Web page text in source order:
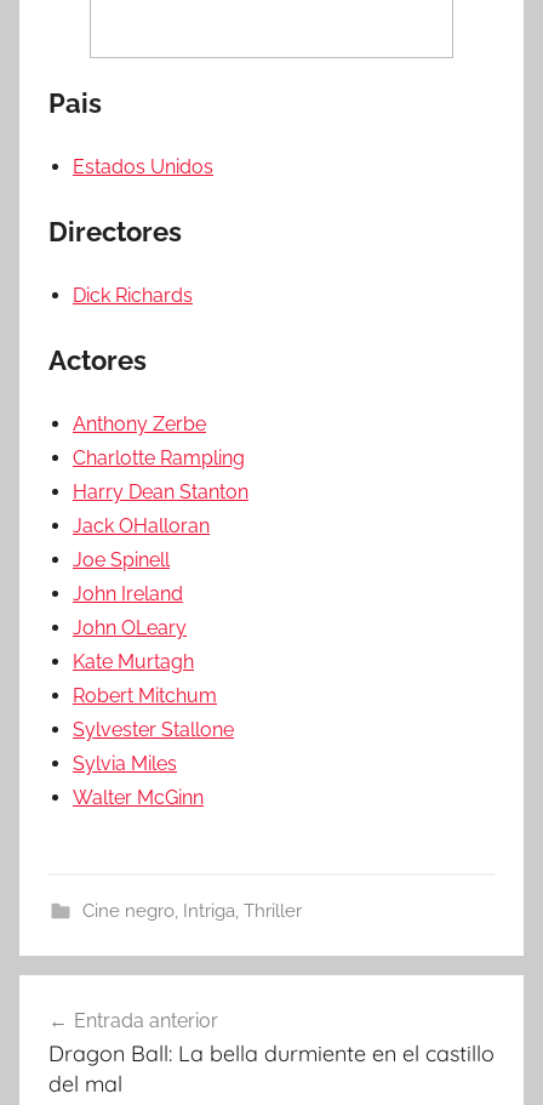
Pais
Estados Unidos
Directores
Dick Richards
Actores
Anthony Zerbe
Charlotte Rampling
Harry Dean Stanton
Jack OHalloran
Joe Spinell
John Ireland
John OLeary
Kate Murtagh
Robert Mitchum
Sylvester Stallone
Sylvia Miles
Walter McGinn
Cine negro, Intriga, Thriller
Navegación
de
Entrada anterior
Dragon Ball: La bella durmiente en el castillo
del mal